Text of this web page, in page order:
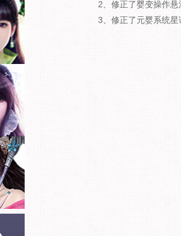
2、修正了婴变操作悬
3、修正了元婴系统星语